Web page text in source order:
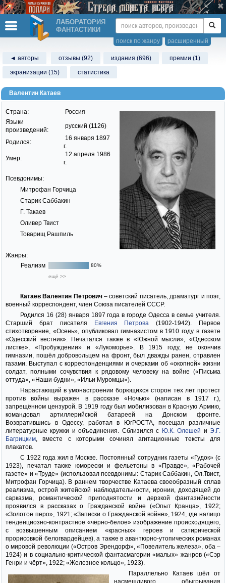
ЛАБОРАТОРИЯ
ФАНТАСТИКИ
расширенный
поиск по жанру
◄ авторы отзывы (92) издания (696)
премии (1)
экранизации (15)
статистика
Валентин Катаев
Страна:
Россия
Языки
произведений:
русский (1126)
Родился:
16 января 1897
г.
Умер:
12 апреля 1986
г.
Псевдонимы:
Митрофан Горчица
Старик Саббакин
Г. Такаев
Оливер Твист
Товарищ Рашпиль
Жанры:
Реализм
80%
ещё >>
Катаев Валентин Петрович– советский писатель, драматург и поэт,
военный корреспондент, член Союза писателей СССР.
Родился 16 (28) января 1897 года в городе Одесса в семье учителя.
Старший брат писателя
Евгения Петрова (1902-1942). Первое
стихотворение, «Осень», опубликовал гимназистом в 1910 году в газете
«Одесский вестник». Печатался также в «Южной мысли», «Одесском
листке», «Пробуждении» и «Лукоморье». В 1915 году, не окончив
гимназии, пошёл добровольцем на фронт, был дважды ранен, отравлен
газами. Выступал с корреспонденциями и очерками об «окопной» жизни
солдат, полными сочувствия к рядовому человеку на войне («Письма
оттуда», «Наши будни», «Ильи Муромцы»).
Нарастающий в умонастроении борющихся сторон тех лет протест
против войны выражен в рассказе «Ночью» (написан в 1917 г.),
запрещённом цензурой. В 1919 году был мобилизован в Красную Армию,
командовал артиллерийской батареей на Донском фронте.
Возвратившись в Одессу, работал в ЮгРОСТА, посещал различные
литературные кружки и объединения. Сблизился с Ю.К. Олешей иЭ.Г.
Багрицким, вместе с которыми сочинял агитационные тексты для
плакатов.
С 1922 года жил в Москве. Постоянный сотрудник газеты «Гудок» (с
1923), печатал также юморески и фельетоны в «Правде», «Рабочей
газете» и «Труде» (использовал псевдонимы: Старик Саббакин, Ол.Твист,
Митрофан Горчица). В раннем творчестве Катаева своеобразный сплав
реализма, острой житейской наблюдательности, иронии, доходящей до
сарказма, романтической приподнятости и дерзкой фантазийности
проявился в рассказах о Гражданской войне («Опыт Кранца», 1922;
«Золотое перо», 1921; «Записки о Гражданской войне», 1924, где налицо
тенденциозно-контрастное «чёрно-белое» изображение происходящего,
с возвышенным описанием «красных» героев и сатирической
прорисовкой белогвардейцев), а также в авантюрно-утопических романах
о мировой революции («Остров Эрендорф», «Повелитель железа», оба –
1924) и в социально-критической фантасмагории «малых» жанров («Сэр
Генри и чёрт», 1922; «Железное кольцо», 1923).
Параллельно Катаев шёл от
насмешливого обыгрывания